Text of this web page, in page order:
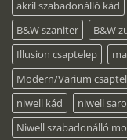
akril szabadonálló kád
B&W szaniter
B&W
Illusion csaptelep
Modern/Varium
niwell kád
niwell
Niwell szabadonálló